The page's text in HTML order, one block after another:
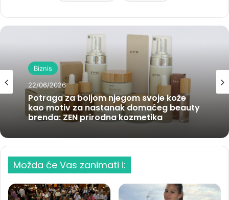
Biznis
22/06/2026
Potraga za boljom njegom svoje kože
kao motiv za nastanak domaćeg beauty
brenda: ZEN prirodna kozmetika
Možda će Vas zanimati i: